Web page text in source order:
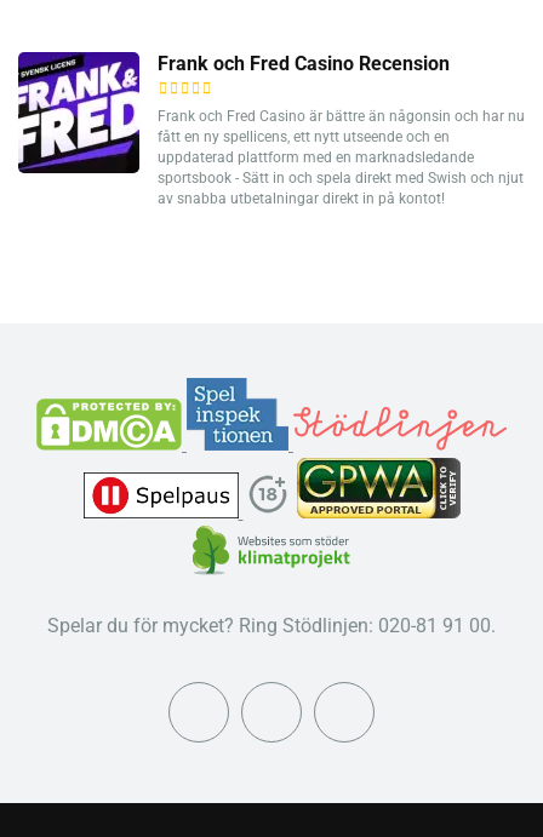
Frank och Fred Casino Recension
Frank och Fred Casino är bättre än någonsin och har nu
fått en ny spellicens, ett nytt utseende och en
uppdaterad plattform med en marknadsledande
sportsbook - Sätt in och spela direkt med Swish och njut
av snabba utbetalningar direkt in på kontot!
Spelar du för mycket? Ring Stödlinjen: 020-81 91 00.